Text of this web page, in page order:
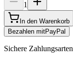
1
In den Warenkorb
Bezahlen mitPayPal
Sichere Zahlungsarten